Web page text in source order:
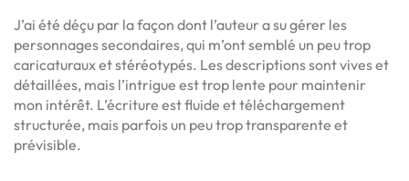
J’ai été déçu par la façon dont l’auteur a su gérer les
personnages secondaires, qui m’ont semblé un peu trop
caricaturaux et stéréotypés. Les descriptions sont vives et
détaillées, mais l’intrigue est trop lente pour maintenir
mon intérêt. L’écriture est fluide et téléchargement
structurée, mais parfois un peu trop transparente et
prévisible.